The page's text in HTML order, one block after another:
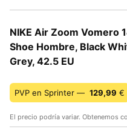
NIKE Air Zoom Vomero
Shoe Hombre, Black
Grey, 42.5 EU
PVP en Sprinter — 129,99 €
El precio podría variar. Obtenemos